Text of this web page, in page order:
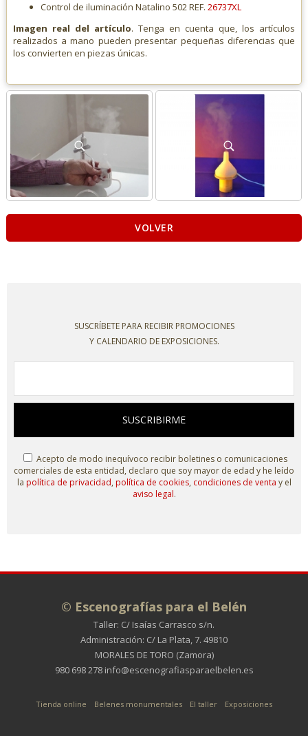
Control de iluminación Natalino 502 REF. 26737XL
Imagen real del artículo. Tenga en cuenta que, los artículos
realizados a mano pueden presentar pequeñas diferencias que
los convierten en piezas únicas.
VOLVER
SUSCRÍBETE PARA RECIBIR PROMOCIONES
Y CALENDARIO DE EXPOSICIONES.
SUSCRIBIRME
Acepto de modo inequívoco recibir boletines o comunicaciones
comerciales de esta entidad, declaro que soy mayor de edad y he leído
la política de privacidad, política de cookies, condiciones de venta y el
aviso legal.
© Escenografías para el Belén
Taller: C/ Isaías Carrasco s/n.
Administración: C/ La Plata, 7. 49810
MORALES DE TORO (Zamora)
980 698 278 info@escenografiasparaelbelen.es
Tienda online Belenes monumentales El taller Exposiciones